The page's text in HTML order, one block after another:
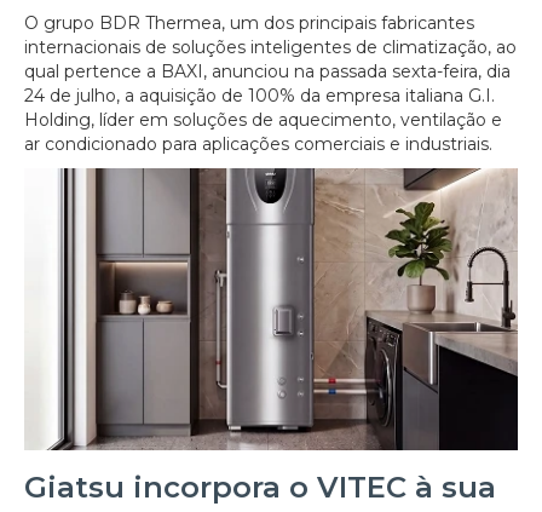
O grupo BDR Thermea, um dos principais fabricantes
internacionais de soluções inteligentes de climatização, ao
qual pertence a BAXI, anunciou na passada sexta-feira, dia
24 de julho, a aquisição de 100% da empresa italiana G.I.
Holding, líder em soluções de aquecimento, ventilação e
ar condicionado para aplicações comerciais e industriais.
Giatsu incorpora o VITEC à sua